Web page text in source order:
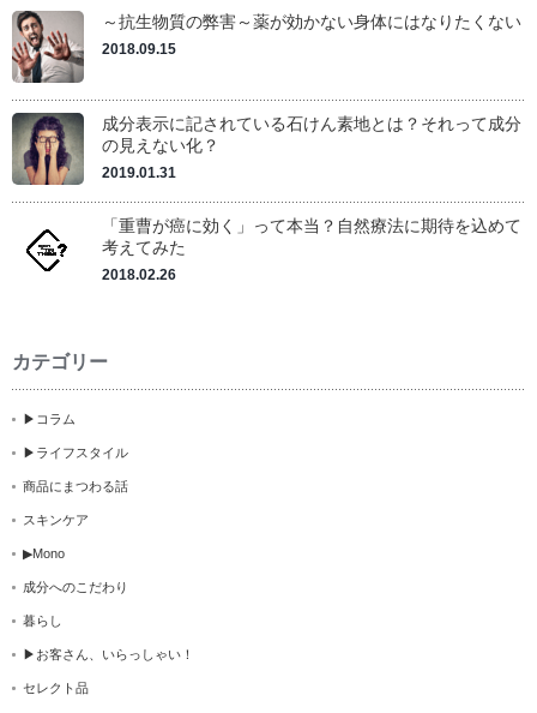
～抗生物質の弊害～薬が効かない身体にはなりたくない
2018.09.15
成分表示に記されている石けん素地とは？それって成分
の見えない化？
2019.01.31
「重曹が癌に効く」って本当？自然療法に期待を込めて
考えてみた
2018.02.26
カテゴリー
▶コラム
▶ライフスタイル
商品にまつわる話
スキンケア
▶Mono
成分へのこだわり
暮らし
▶お客さん、いらっしゃい！
セレクト品